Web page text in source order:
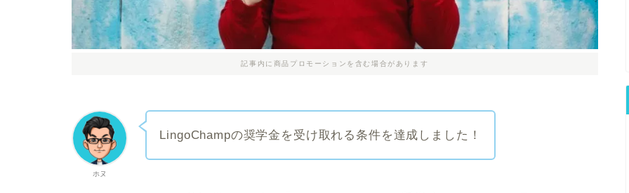
記事内に商品プロモーションを含む場合があります
ホヌ
LingoChampの奨学金を受け取れる条件を達成しました！